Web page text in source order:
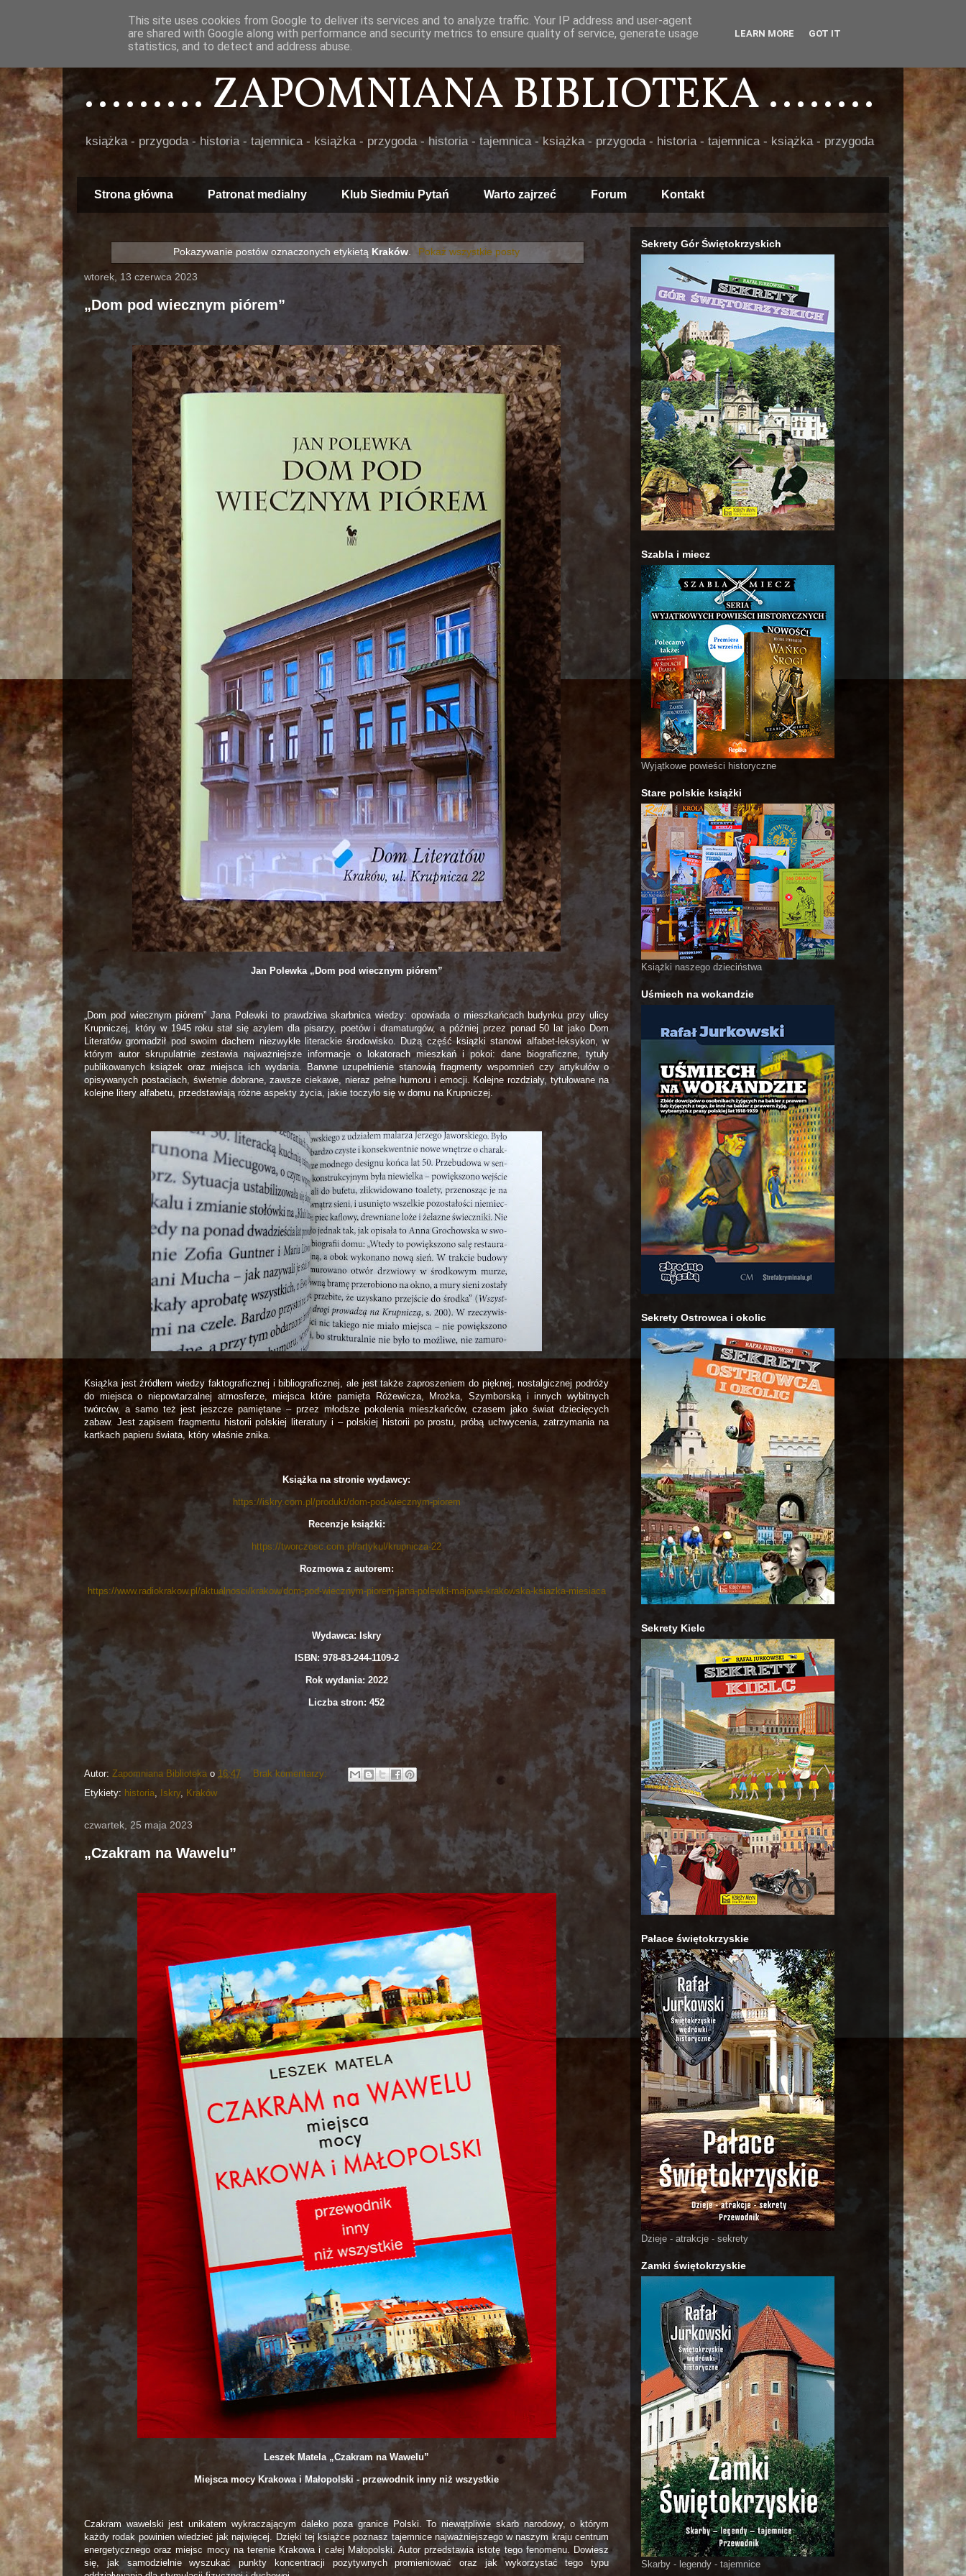
......... ZAPOMNIANA BIBLIOTEKA ........
książka - przygoda - historia - tajemnica - książka - przygoda - historia - tajemnica - książka - przygoda - historia - tajemnica - książka - przygoda
Strona główna Patronat medialny Klub Siedmiu Pytań Warto zajrzeć Forum Kontakt
Pokazywanie postów oznaczonych etykietą Kraków. Pokaż wszystkie posty
wtorek, 13 czerwca 2023
„Dom pod wiecznym piórem”
Jan Polewka „Dom pod wiecznym piórem”
„Dom pod wiecznym piórem” Jana Polewki to prawdziwa skarbnica wiedzy: opowiada o mieszkańcach budynku przy ulicy
Krupniczej, który w 1945 roku stał się azylem dla pisarzy, poetów i dramaturgów, a później przez ponad 50 lat jako Dom
Literatów gromadził pod swoim dachem niezwykłe literackie środowisko. Dużą część książki stanowi alfabet-leksykon, w
którym autor skrupulatnie zestawia najważniejsze informacje o lokatorach mieszkań i pokoi: dane biograficzne, tytuły
publikowanych książek oraz miejsca ich wydania. Barwne uzupełnienie stanowią fragmenty wspomnień czy artykułów o
opisywanych postaciach, świetnie dobrane, zawsze ciekawe, nieraz pełne humoru i emocji. Kolejne rozdziały, tytułowane na
kolejne litery alfabetu, przedstawiają różne aspekty życia, jakie toczyło się w domu na Krupniczej.
Książka jest źródłem wiedzy faktograficznej i bibliograficznej, ale jest także zaproszeniem do pięknej, nostalgicznej podróży
do miejsca o niepowtarzalnej atmosferze, miejsca które pamięta Różewicza, Mrożka, Szymborską i innych wybitnych
twórców, a samo też jest jeszcze pamiętane – przez młodsze pokolenia mieszkańców, czasem jako świat dziecięcych
zabaw. Jest zapisem fragmentu historii polskiej literatury i – polskiej historii po prostu, próbą uchwycenia, zatrzymania na
kartkach papieru świata, który właśnie znika.
Książka na stronie wydawcy:
https://iskry.com.pl/produkt/dom-pod-wiecznym-piorem
Recenzje książki:
https://tworczosc.com.pl/artykul/krupnicza-22
Rozmowa z autorem:
https://www.radiokrakow.pl/aktualnosci/krakow/dom-pod-wiecznym-piorem-jana-polewki-majowa-krakowska-ksiazka-miesiaca
Wydawca: Iskry
ISBN: 978-83-244-1109-2
Rok wydania: 2022
Liczba stron: 452
Autor: Zapomniana Biblioteka o 16:47
Brak komentarzy:
Etykiety: historia, Iskry, Kraków
czwartek, 25 maja 2023
„Czakram na Wawelu”
Leszek Matela „Czakram na Wawelu”
Miejsca mocy Krakowa i Małopolski - przewodnik inny niż wszystkie
Czakram wawelski jest unikatem wykraczającym daleko poza granice Polski. To niewątpliwie skarb narodowy, o którym
każdy rodak powinien wiedzieć jak najwięcej. Dzięki tej książce poznasz tajemnice najważniejszego w naszym kraju centrum
energetycznego oraz miejsc mocy na terenie Krakowa i całej Małopolski. Autor przedstawia istotę tego fenomenu. Dowiesz
się, jak samodzielnie wyszukać punkty koncentracji pozytywnych promieniować oraz jak wykorzystać tego typu
Sekrety Gór Świętokrzyskich
Szabla i miecz
Wyjątkowe powieści historyczne
Stare polskie książki
Książki naszego dzieciństwa
Uśmiech na wokandzie
Sekrety Ostrowca i okolic
Sekrety Kielc
Pałace świętokrzyskie
Dzieje - atrakcje - sekrety
Zamki świętokrzyskie
Skarby - legendy - tajemnice
This site uses cookies from Google to deliver its services and to analyze traffic. Your IP address and user-agent
are shared with Google along with performance and security metrics to ensure quality of service, generate usage
statistics, and to detect and address abuse.
LEARN MORE GOT IT